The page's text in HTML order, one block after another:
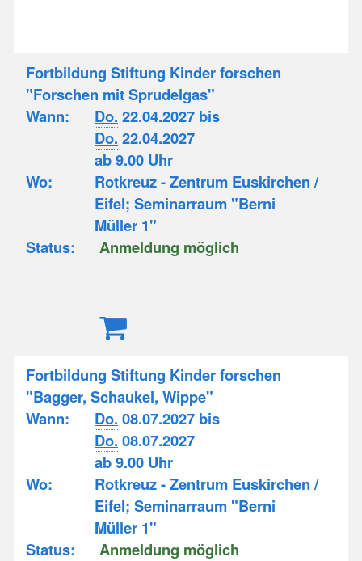
Fortbildung Stiftung Kinder forschen
"Forschen mit Sprudelgas"
Wann:
Do. 22.04.2027 bis
Do. 22.04.2027
ab 9.00 Uhr
Wo:
Rotkreuz - Zentrum Euskirchen /
Eifel; Seminarraum "Berni
Müller 1"
Status:
Anmeldung möglich
Fortbildung Stiftung Kinder forschen
"Bagger, Schaukel, Wippe"
Wann:
Do. 08.07.2027 bis
Do. 08.07.2027
ab 9.00 Uhr
Wo:
Rotkreuz - Zentrum Euskirchen /
Eifel; Seminarraum "Berni
Müller 1"
Status:
Anmeldung möglich